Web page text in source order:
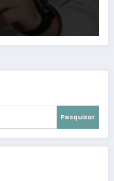
Pesquisar